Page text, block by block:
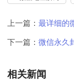
上一篇： 最详细的微
下一篇： 微信永久
相关新闻